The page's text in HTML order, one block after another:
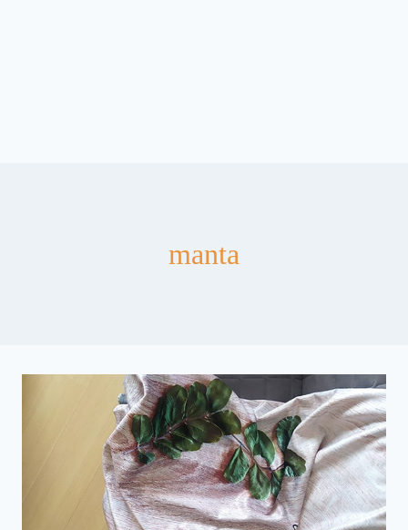
manta